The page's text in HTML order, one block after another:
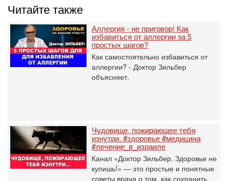
Читайте также
Аллергия - не приговор! Как
избавиться от аллергии за 5
простых шагов?
Как самостоятельно избавиться от
аллергии? - Доктор Зильбер
объясняет.
Чудовище, пожирающее тебя
изнутри. #здоровье #медицина
#лечение_в_израиле
Канал «Доктор Зильбер. Здоровье не
купишь!» — это простые и понятные
советы врача о том, как сохранить